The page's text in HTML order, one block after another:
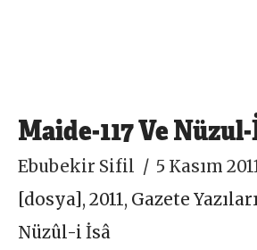
Maide-117 Ve
Ebubekir Sifil
5 Kasım
[dosya] ,2011, Gazete Yazıları
Nüzûl-i İsâ